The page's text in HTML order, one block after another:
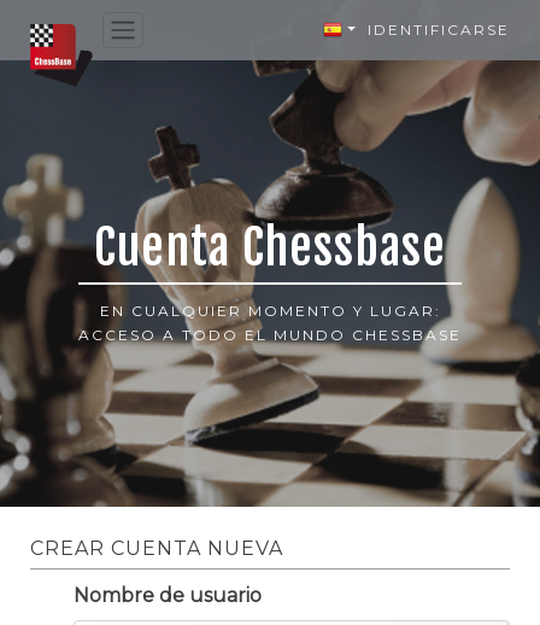
IDENTIFICARSE
Cuenta Chessbase
EN CUALQUIER MOMENTO Y LUGAR:
ACCESO A TODO EL MUNDO CHESSBASE
CREAR CUENTA NUEVA
Nombre de usuario